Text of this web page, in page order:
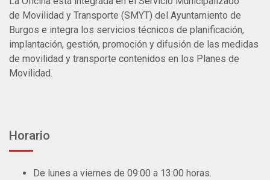
de Movilidad y Transporte (SMYT) del Ayuntamiento de
Burgos e integra los servicios técnicos de planificación,
implantación, gestión, promoción y difusión de las medidas
de movilidad y transporte contenidos en los Planes de
Movilidad.
Horario
De lunes a viernes de 09:00 a 13:00 horas.